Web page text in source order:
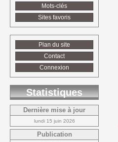
Mots-clés
Sites favoris
Plan du site
Contact
Connexion
Statistiques
Dernière mise à jour
lundi 15 juin 2026
Publication